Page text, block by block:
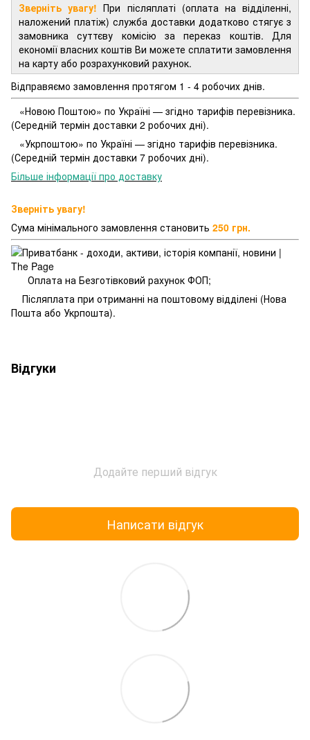
Зверніть увагу! При післяплаті (оплата на відділенні,
наложений платіж) служба доставки додатково стягує з
замовника суттєву комісію за переказ коштів. Для
економії власних коштів Ви можете сплатити замовлення
на карту або розрахунковий рахунок.
Відправяємо замовлення протягом 1 - 4 робочих днів.
«Новою Поштою» по Україні — згідно тарифів перевізника.
(Середній термін доставки 2 робочих дні).
«Укрпоштою» по Україні — згідно тарифів перевізника.
(Середній термін доставки 7 робочих дні).
Більше інформації про доставку
Зверніть увагу!
Сума мінімального замовлення становить 250 грн.
Оплата на Безготівковий рахунок ФОП;
Післяплата при отриманні на поштовому відділені (Нова
Пошта або Укрпошта).
Відгуки
Додайте перший відгук
Написати відгук